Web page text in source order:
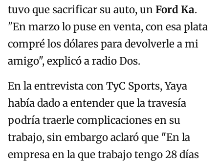
tuvo que sacrificar su auto, unFord Ka.
"En marzo lo puse en venta, con esa plata
compré los dólares para devolverle a mi
amigo", explicó a radio Dos.
En la entrevista con TyC Sports, Yaya
había dado a entender que la travesía
podría traerle complicaciones en su
trabajo, sin embargo aclaró que "En la
empresa en la que trabajo tengo 28 días